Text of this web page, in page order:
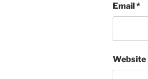
Email*
Website